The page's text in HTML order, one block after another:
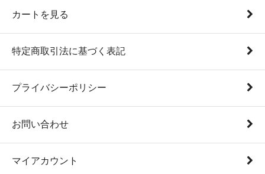
カートを見る
特定商取引法に基づく表記
プライバシーポリシー
お問い合わせ
マイアカウント